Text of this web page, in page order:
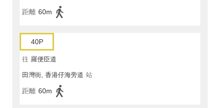
距離 60m
40P
往 羅便臣道
田灣街, 香港仔海旁道 站
距離 60m